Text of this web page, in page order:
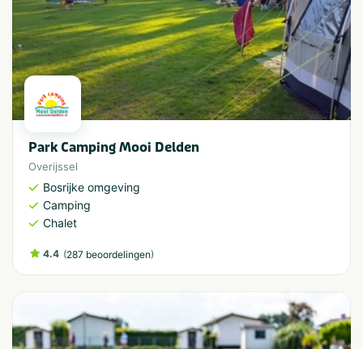
Park Camping Mooi Delden
Overijssel
Bosrijke omgeving
Camping
Chalet
4.4 (287 beoordelingen)